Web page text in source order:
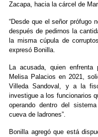
Zacapa, hacia la cárcel de
“Desde que el señor prófugo
después de pedirnos la
la misma cúpula de
expresó Bonilla.
La acusada, quien
Melisa Palacios en 2021,
Villeda Sandoval, y a la
investigue a los funcionarios
operando dentro del
cueva de ladrones”.
Bonilla agregó que está